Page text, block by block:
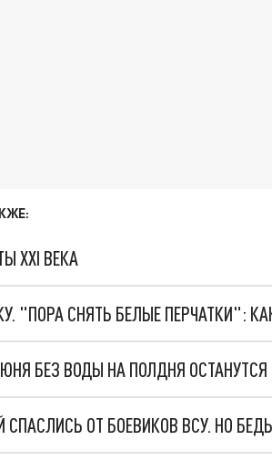
XXI ВЕКА
"ПОРА СНЯТЬ БЕЛЫЕ ПЕРЧАТКИ":
БЕЗ ВОДЫ НА ПОЛДНЯ
СПАСЛИСЬ ОТ БОЕВИКОВ ВСУ. НО